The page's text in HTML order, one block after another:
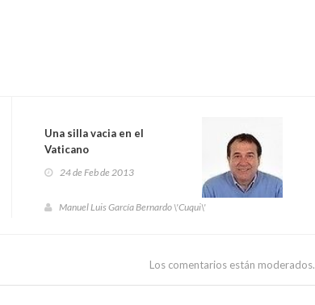
Una silla vacia en el
Vaticano
24 de Feb de 2013
Manuel Luis García Bernardo \'Cuqui\'
Los comentarios están moderados.